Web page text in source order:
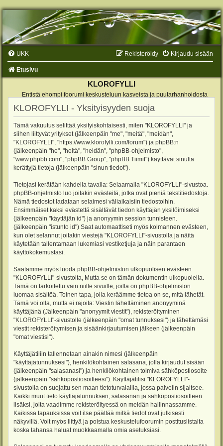
UKK Kirjaudu sisään
Rekisteröidy
Etusivu
KLOROFYLLI
Entistä ehompi foorumi keskusteluun kasveista ja puutarhanhoidosta
KLOROFYLLI - Yksityisyyden suoja
Tämä vakuutus selittää yksityiskohtaisesti, miten "KLOROFYLLI" ja
siihen liittyvät yritykset (jälkeenpäin "me", "meitä", "meidän",
"KLOROFYLLI", "https://www.klorofylli.com/forum") ja phpBB:n
(jälkeenpäin "he", "heitä", "heidän", "phpBB-ohjelmisto",
"www.phpbb.com", "phpBB Group", "phpBB Tiimit") käyttävät sinulta
kerättyjä tietoja (jälkeenpäin "sinun tiedot").
Tietojasi kerätään kahdella tavalla: Selaamalla "KLOROFYLLI"-sivustoa.
phpBB-ohjelmisto luo joitakin evästeitä, jotka ovat pieniä tekstitiedostoja.
Nämä tiedostot ladataan selaimesi väliaikaisiin tiedostoihin.
Ensimmäiset kaksi evästettä sisältävät tiedon käyttäjän yksilöimiseksi
(jälkeenpäin "käyttäjän id") ja anonyymin session tunnisteen.
(jälkeenpäin "istunto id") Saat automaattiseti myös kolmannen evästeen,
kun olet selannut joitakin viestejä "KLOROFYLLI"-sivustolla ja näitä
käytetään tallentamaan lukemiasi vestiketjuja ja näin parantaen
käyttökokemustasi.
Saatamme myös luoda phpBB-ohjelmiston ulkopuolisen evästeen
"KLOROFYLLI"-sivustolta, Mutta se on tämän dokumentin ulkopuolella.
Tämä on tarkoitettu vain niille sivuille, joilla on phpBB-ohjelmiston
luomaa sisältöä. Toinen tapa, jolla keräämme tietoa on se, mitä lähetät.
Tämä voi olla, mutta ei rajoita: Viestin lähettäminen anonyyminä
käyttäjänä (Jälkeenpäin "anonyymit viestit"), rekisteröityminen
"KLOROFYLLI"-sivustolle (jälkeenpäin "omat tunnuksesi") ja lähettämäsi
viestit rekisteröitymisen ja sisäänkirjautumisen jälkeen (jälkeenpäin
"omat viestisi").
Käyttäjätiliin tallennetaan ainakin nimesi (jälkeenpäin
"käyttäjätunnuksesi"), henkilökohtainen salasana, jolla kirjaudut sisään
(jälkeenpäin "salasanasi") ja henkilökohtainen toimiva sähköpostiosoite
(jälkeenpäin "sähköpostiosoitteesi"). Käyttäjätilisi "KLOROFYLLI"-
sivustolla on suojattu sen maan tietoturvalailla, jossa palvelin sijaitsee.
Kaikki muut tieto käyttäjätunnuksen, salasanan ja sähköpostiosoitteen
lisäksi, joita vaadimme rekisteröityessä on meidän hallinnassamme.
Kaikissa tapauksissa voit itse päättää mitkä tiedot ovat julkisesti
näkyvillä. Voit myös liittyä ja poistua keskustelufoorumin postituslistalta
koska tahansa haluat muokkaamalla omia asetuksiasi.